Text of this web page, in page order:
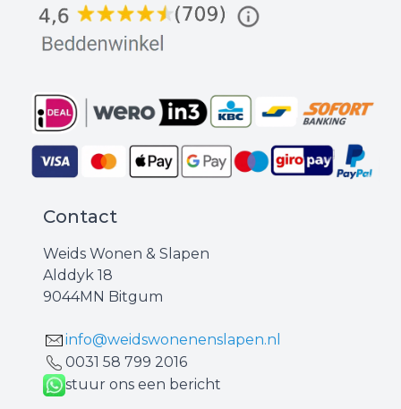
Contact
Weids Wonen & Slapen
Alddyk 18
9044MN Bitgum
info@weidswonenenslapen.nl
0031 ‪58 799 2016‬
stuur ons een bericht